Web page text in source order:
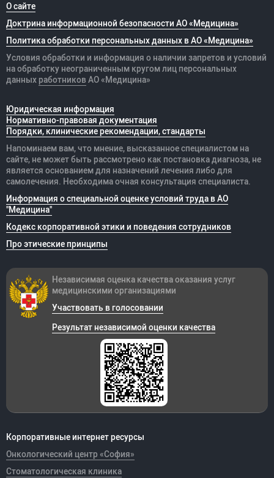
О сайте
Доктрина информационной безопасности АО «Медицина»
Политика обработки персональных данных в АО «Медицина»
Условия обработки и информация о наличии запретов и условий
на обработку неограниченным кругом лиц персональных
данных работников АО «Медицина»
Юридическая информация
Нормативно-правовая документация
Порядки, клинические рекомендации, стандарты
Напоминаем вам, что мнение, высказанное специалистом на
сайте, не может быть рассмотрено как постановка диагноза, не
является основанием для назначений лечения либо для
самолечения. Необходима очная консультация специалиста.
Информация о специальной оценке условий труда в АО
"Медицина"
Кодекс корпоративной этики и поведения сотрудников
Про этические принципы
Корпоративные интернет ресурсы
Онкологический центр «София»
Стоматологическая клиника
Независимая оценка качества оказания услуг
медицинскими организациями
Участвовать в голосовании
Результат независимой оценки качества